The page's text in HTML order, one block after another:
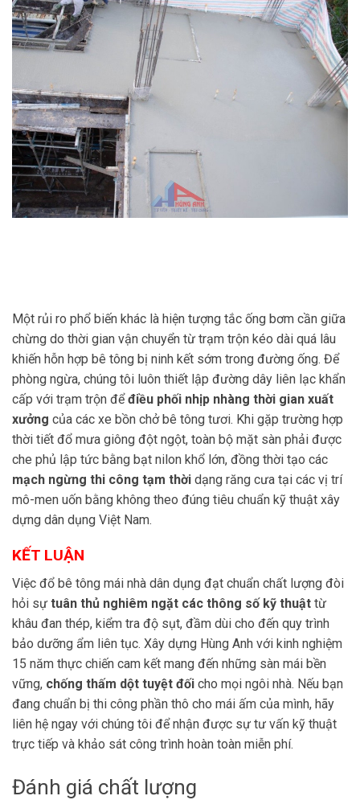
Một rủi ro phổ biến khác là hiện tượng tắc ống bơm cần giữa
chừng do thời gian vận chuyển từ trạm trộn kéo dài quá lâu
khiến hỗn hợp bê tông bị ninh kết sớm trong đường ống. Để
phòng ngừa, chúng tôi luôn thiết lập đường dây liên lạc khẩn
cấp với trạm trộn đểđiều phối nhịp nhàng thời gian xuất
xưởng của các xe bồn chở bê tông tươi. Khi gặp trường hợp
thời tiết đổ mưa giông đột ngột, toàn bộ mặt sàn phải được
che phủ lập tức bằng bạt nilon khổ lớn, đồng thời tạo các
mạch ngừng thi công tạm thời dạng răng cưa tại các vị trí
mô-men uốn bằng không theo đúng tiêu chuẩn kỹ thuật xây
dựng dân dụng Việt Nam.
KẾT LUẬN
Việc đổ bê tông mái nhà dân dụng đạt chuẩn chất lượng đòi
hỏi sự tuân thủ nghiêm ngặt các thông số kỹ thuật từ
khâu đan thép, kiểm tra độ sụt, đầm dùi cho đến quy trình
bảo dưỡng ẩm liên tục. Xây dựng Hùng Anh với kinh nghiệm
15 năm thực chiến cam kết mang đến những sàn mái bền
vững, chống thấm dột tuyệt đối cho mọi ngôi nhà. Nếu bạn
đang chuẩn bị thi công phần thô cho mái ấm của mình, hãy
liên hệ ngay với chúng tôi để nhận được sự tư vấn kỹ thuật
trực tiếp và khảo sát công trình hoàn toàn miễn phí.
Đánh giá chất lượng